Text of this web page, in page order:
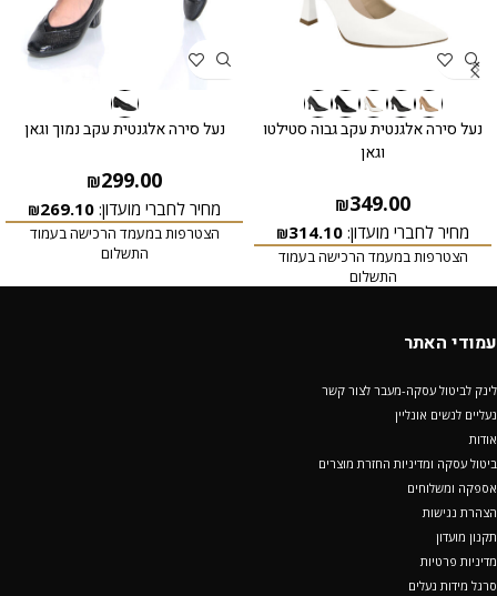
נעל סירה אלגנטית עקב גבוה סטילטו
וגאן
₪349.00
מחיר לחברי מועדון: ₪314.10
הצטרפות במעמד הרכישה בעמוד
התשלום
נעל סירה אלגנטית עקב נמוך וגאן
₪299.00
מחיר לחברי מועדון: ₪269.10
הצטרפות במעמד הרכישה בעמוד
התשלום
עמודי האתר
לינק לביטול עסקה-מעבר לצור קשר
נעליים לנשים אונליין
אודות
ביטול עסקה ומדיניות החזרת מוצרים
אספקה ומשלוחים
הצהרת נגישות
תקנון מועדון
מדיניות פרטיות
סרגל מידות נעלים